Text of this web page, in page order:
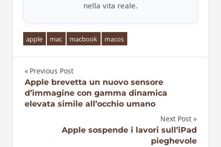
nella vita reale.
apple mac macbook macos
Navigazione
articoli
Previous Post
Apple brevetta un nuovo sensore
d’immagine con gamma dinamica
elevata simile all’occhio umano
Next Post
Apple sospende i lavori sull’iPad
pieghevole